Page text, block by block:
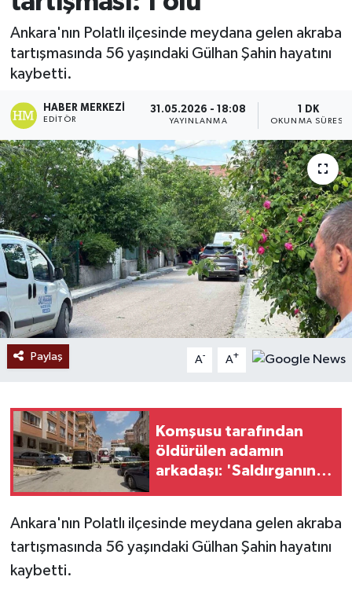
Ankara'nın Polatlı ilçesinde meydana gelen akraba
tartışmasında 56 yaşındaki Gülhan Şahin hayatını
kaybetti.
HABER MERKEZI
EDITÖR
31.05.2026 - 18:08
YAYINLANMA
1 DK
OKUNMA SÜRESI
Paylaş A- A+
Komşusu tarafından
öldürülen adamın
arkadaşı: 'Saldırganın
apartmandaki kişilerle
problem yaşadığını
Ankara'nın Polatlı ilçesinde meydana gelen akraba
tartışmasında 56 yaşındaki Gülhan Şahin hayatını
kaybetti.
Ekonomi
Sağlık
Tokat Haber